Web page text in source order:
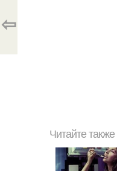
⇦
Читайте также